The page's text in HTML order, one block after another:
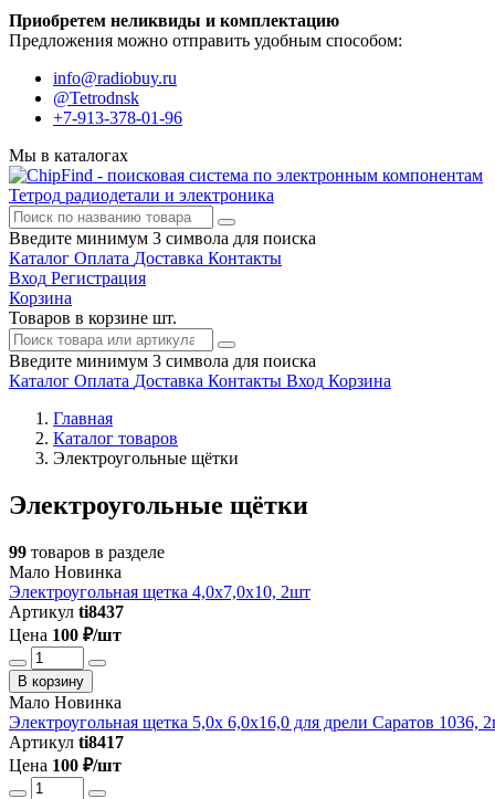
Приобретем неликвиды и комплектацию
Предложения можно отправить удобным способом:
info@radiobuy.ru
@Tetrodnsk
+7-913-378-01-96
Мы в каталогах
Тетрод радиодетали и электроника
Введите минимум 3 символа для поиска
Каталог Оплата Доставка Контакты
Вход Регистрация
Корзина
Товаров в корзине шт.
Введите минимум 3 символа для поиска
Каталог Оплата Доставка Контакты Вход Корзина
Главная
Каталог товаров
Электроугольные щётки
Электроугольные щётки
99 товаров в разделе
Мало Новинка
Электроугольная щетка 4,0х7,0х10, 2шт
Артикул ti8437
Цена 100 ₽/шт
В корзину
Мало Новинка
Электроугольная щетка 5,0х 6,0х16,0 для дрели Саратов 1036,
Артикул ti8417
Цена 100 ₽/шт